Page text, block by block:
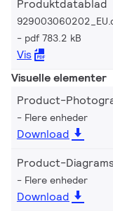
Produktdatablad
pdf 783.2 kB
Vis
Visuelle elementer
Product-
Flere enheder
Download
Product-
Flere enheder
Download